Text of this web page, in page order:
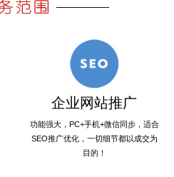
企业网站推广
功能强大，PC+手机+微信同步，适合
SEO推广优化，一切细节都以成交为
目的！